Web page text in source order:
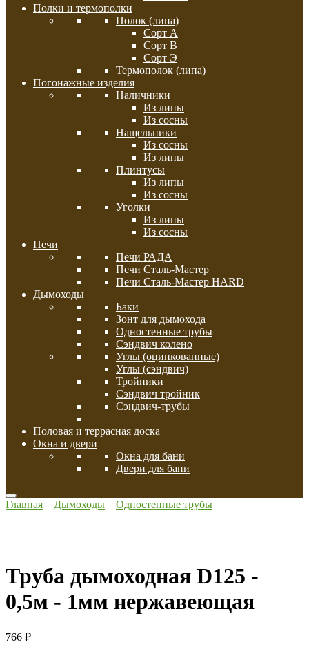
Полки и термополки
Полок (липа)
Сорт А
Сорт В
Сорт Э
Термополок (липа)
Погонажные изделия
Наличники
Из липы
Из сосны
Нащельники
Из сосны
Из липы
Плинтусы
Из липы
Из сосны
Уголки
Из липы
Из сосны
Печи
Печи РАДА
Печи Сталь-Мастер
Печи Сталь-Мастер HARD
Дымоходы
Баки
Зонт для дымохода
Одностенные трубы
Сэндвич колено
Углы (оцинкованные)
Углы (сэндвич)
Тройники
Сэндвич тройник
Сэндвич-трубы
Половая и террасная доска
Окна и двери
Окна для бани
Двери для бани
Главная Дымоходы Одностенные трубы
Труба дымоходная D125 -
0,5м - 1мм нержавеющая
766 ₽